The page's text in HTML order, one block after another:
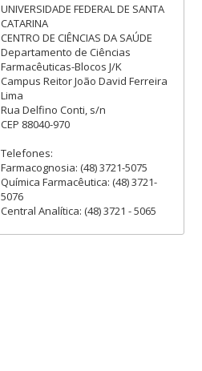
UNIVERSIDADE FEDERAL DE SANTA
CATARINA
CENTRO DE CIÊNCIAS DA SAÚDE
Departamento de Ciências
Farmacêuticas-Blocos J/K
Campus Reitor João David Ferreira
Lima
Rua Delfino Conti, s/n
CEP 88040-970
Telefones:
Farmacognosia: (48) 3721-5075
Química Farmacêutica: (48) 3721-
5076
Central Analítica: (48) 3721 - 5065